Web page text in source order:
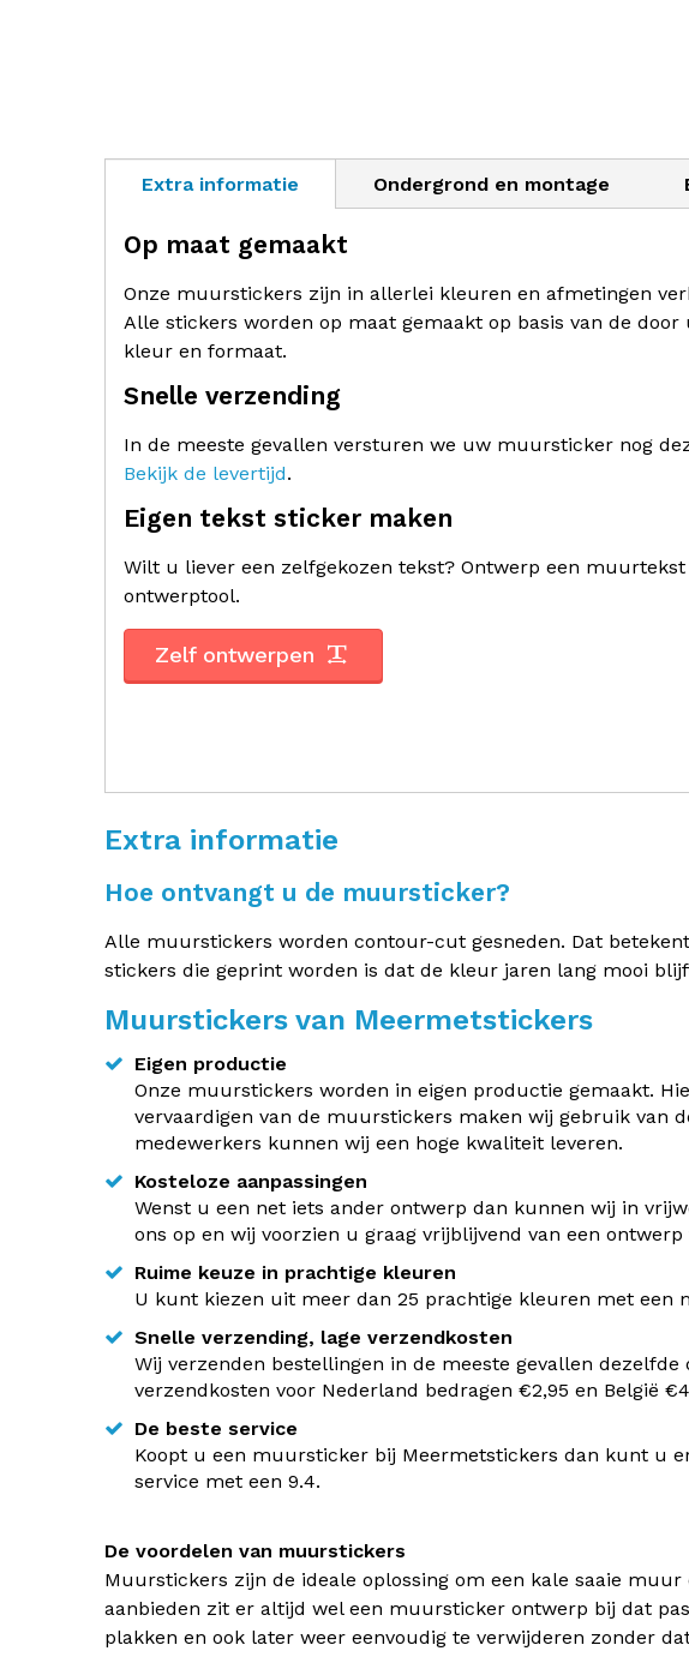
Extra informatie Ondergrond en montage
Op maat gemaakt
Onze muurstickers zijn in allerlei kleuren en afmetingen
Alle stickers worden op maat gemaakt op basis van de door
kleur en formaat.
Snelle verzending
In de meeste gevallen versturen we uw muursticker nog
Bekijk de levertijd.
Eigen tekst sticker maken
Wilt u liever een zelfgekozen tekst? Ontwerp een
ontwerptool.
Zelf ontwerpen
Extra informatie
Hoe ontvangt u de muursticker?
Alle muurstickers worden contour-cut gesneden. Dat
stickers die geprint worden is dat de kleur jaren lang mooi
Muurstickers van Meermetstickers
Eigen productie
Onze muurstickers worden in eigen productie gemaakt.
vervaardigen van de muurstickers maken wij gebruik van
medewerkers kunnen wij een hoge kwaliteit leveren.
Kosteloze aanpassingen
Wenst u een net iets ander ontwerp dan kunnen wij in
ons op en wij voorzien u graag vrijblijvend van een ontwerp
Ruime keuze in prachtige kleuren
U kunt kiezen uit meer dan 25 prachtige kleuren met een
Snelle verzending, lage verzendkosten
Wij verzenden bestellingen in de meeste gevallen
verzendkosten voor Nederland bedragen €2,95 en België
De beste service
Koopt u een muursticker bij Meermetstickers dan kunt u
service met een 9.4.
De voordelen van muurstickers
Muurstickers zijn de ideale oplossing om een kale saaie
aanbieden zit er altijd wel een muursticker ontwerp bij dat
plakken en ook later weer eenvoudig te verwijderen zonder